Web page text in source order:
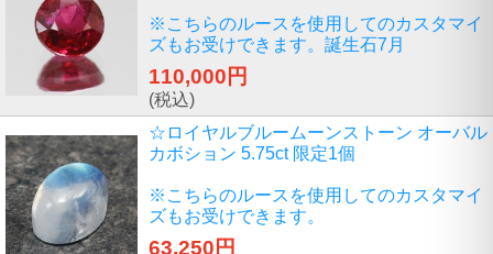
※こちらのルースを使用してのカスタマイ
ズもお受けできます。誕生石7月
110,000円
(税込)
☆ロイヤルブルームーンストーン オーバル
カボション 5.75ct 限定1個
※こちらのルースを使用してのカスタマイ
ズもお受けできます。
63,250円